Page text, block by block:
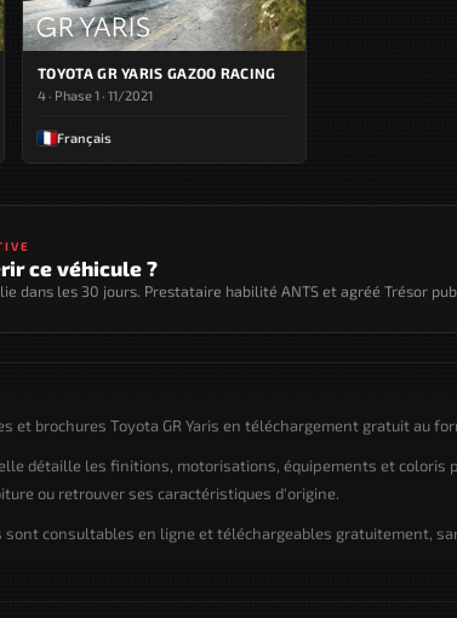
TOYOTA GR YARIS GAZOO RACING
4 · Phase 1 · 11/2021
Français
ce véhicule ?
dans les 30 jours. Prestataire habilité ANTS et agréé Trésor
et brochures Toyota GR Yaris en téléchargement gratuit au
détaille les finitions, motorisations, équipements et
ou retrouver ses caractéristiques d'origine.
sont consultables en ligne et téléchargeables gratuitement,